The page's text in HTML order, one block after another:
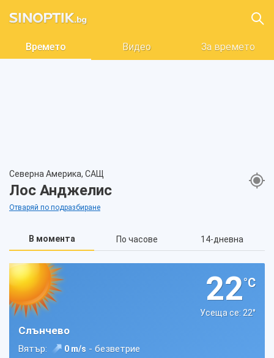
Времето Видео За времето
Северна Америка, САЩ
Лос Анджелис
Отваряй по подразбиране
В момента По часове 14-дневна
22°C
Усеща се: 22°
Слънчево
Вятър: 0 m/s - безветрие